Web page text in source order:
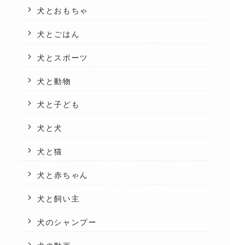
犬とおもちゃ
犬とごはん
犬とスポーツ
犬と動物
犬と子ども
犬と犬
犬と猫
犬と赤ちゃん
犬と飼い主
犬のシャンプー